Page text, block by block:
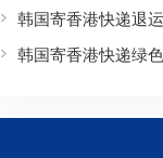
韩国寄香港快递退
韩国寄香港快递绿